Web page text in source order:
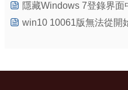
隱藏Windows 7登錄界